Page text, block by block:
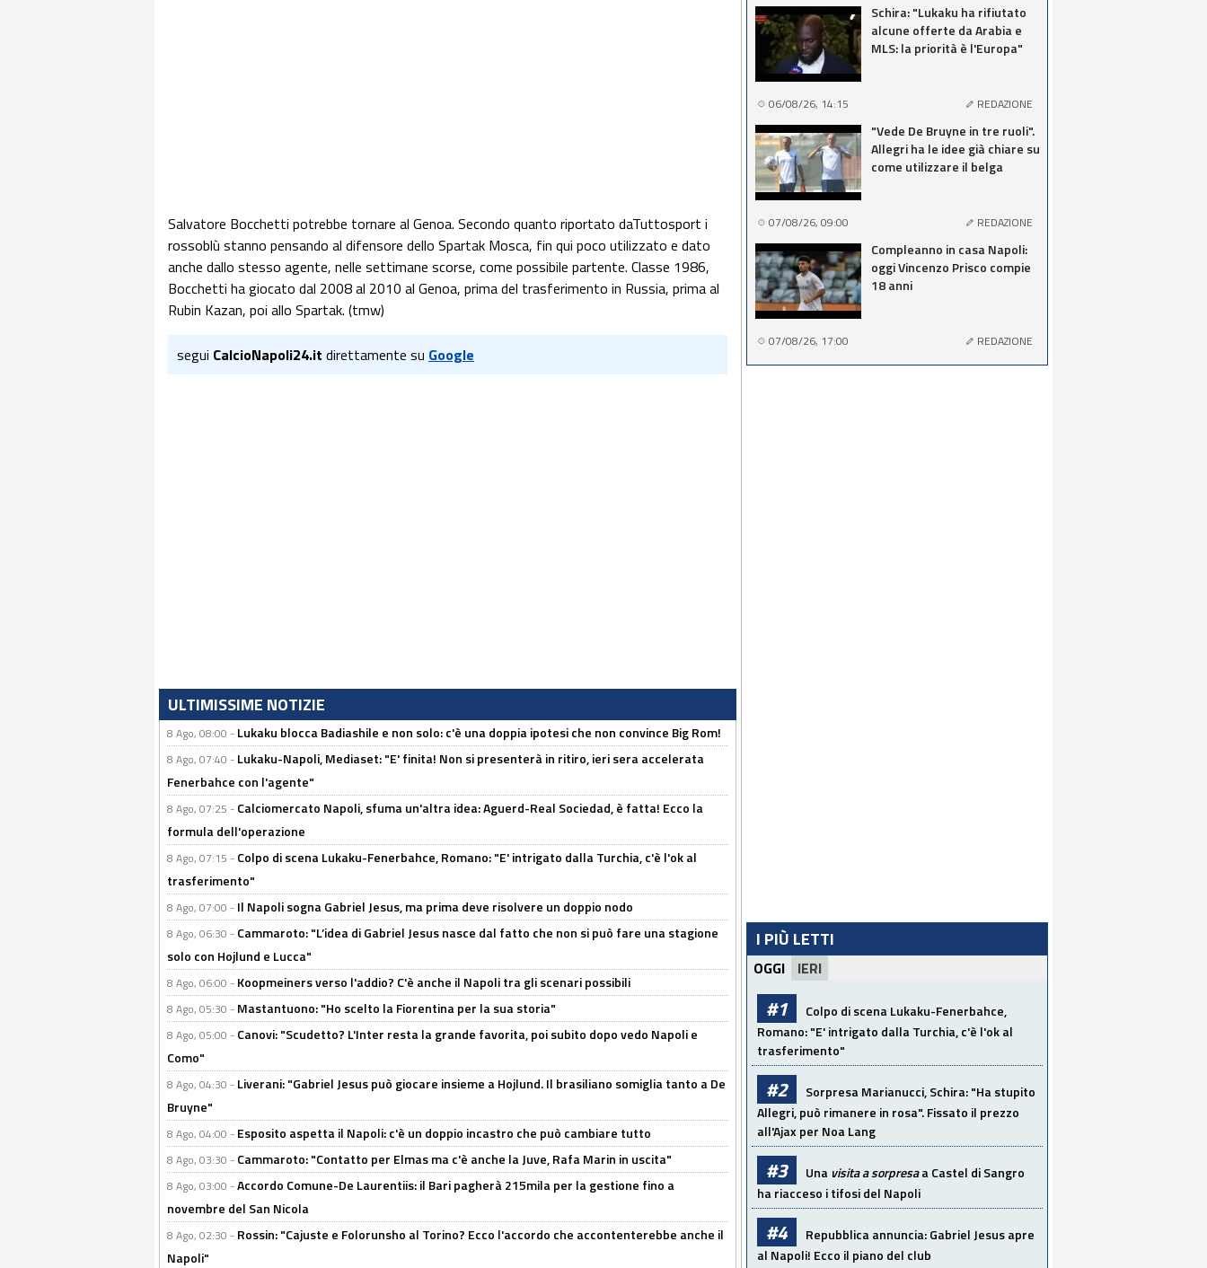
Salvatore Bocchetti potrebbe tornare al Genoa. Secondo quanto riportato daTuttosport i
rossoblù stanno pensando al difensore dello Spartak Mosca, fin qui poco utilizzato e dato
anche dallo stesso agente, nelle settimane scorse, come possibile partente. Classe 1986,
Bocchetti ha giocato dal 2008 al 2010 al Genoa, prima del trasferimento in Russia, prima al
Rubin Kazan, poi allo Spartak. (tmw)
segui CalcioNapoli24.it direttamente su Google
ULTIMISSIME NOTIZIE
8 Ago, 08:00 - Lukaku blocca Badiashile e non solo: c'è una doppia ipotesi che non convince Big Rom!
8 Ago, 07:40 - Lukaku-Napoli, Mediaset: "E' finita! Non si presenterà in ritiro, ieri sera accelerata
Fenerbahce con l'agente"
8 Ago, 07:25 - Calciomercato Napoli, sfuma un'altra idea: Aguerd-Real Sociedad, è fatta! Ecco la
formula dell'operazione
8 Ago, 07:15 - Colpo di scena Lukaku-Fenerbahce, Romano: "E' intrigato dalla Turchia, c'è l'ok al
trasferimento"
8 Ago, 07:00 - Il Napoli sogna Gabriel Jesus, ma prima deve risolvere un doppio nodo
8 Ago, 06:30 - Cammaroto: "L’idea di Gabriel Jesus nasce dal fatto che non si può fare una stagione
solo con Hojlund e Lucca"
8 Ago, 06:00 - Koopmeiners verso l'addio? C'è anche il Napoli tra gli scenari possibili
8 Ago, 05:30 - Mastantuono: "Ho scelto la Fiorentina per la sua storia"
8 Ago, 05:00 - Canovi: "Scudetto? L'Inter resta la grande favorita, poi subito dopo vedo Napoli e
Como"
8 Ago, 04:30 - Liverani: "Gabriel Jesus può giocare insieme a Hojlund. Il brasiliano somiglia tanto a De
Bruyne"
8 Ago, 04:00 - Esposito aspetta il Napoli: c'è un doppio incastro che può cambiare tutto
8 Ago, 03:30 - Cammaroto: "Contatto per Elmas ma c'è anche la Juve, Rafa Marin in uscita"
8 Ago, 03:00 -Accordo Comune-De Laurentiis: il Bari pagherà 215mila per la gestione fino a
novembre del San Nicola
8 Ago, 02:30 - Rossin: "Cajuste e Folorunsho al Torino? Ecco l'accordo che accontenterebbe anche il
Napoli"
Schira: "Lukaku ha rifiutato
alcune offerte da Arabia e
MLS: la priorità è l'Europa"
06/08/26, 14:15 REDAZIONE
"Vede De Bruyne in tre ruoli".
Allegri ha le idee già chiare su
come utilizzare il belga
07/08/26, 09:00 REDAZIONE
Compleanno in casa Napoli:
oggi Vincenzo Prisco compie
18 anni
07/08/26, 17:00 REDAZIONE
I PIÙ LETTI
OGGI IERI
#1
Colpo di scena Lukaku-Fenerbahce,
Romano: "E' intrigato dalla Turchia, c'è l'ok al
trasferimento"
#2
Sorpresa Marianucci, Schira: "Ha stupito
Allegri, può rimanere in rosa". Fissato il prezzo
all'Ajax per Noa Lang
#3 Una visita a sorpresaa Castel di Sangro
ha riacceso i tifosi del Napoli
#4
Repubblica annuncia: Gabriel Jesus apre
al Napoli! Ecco il piano del club